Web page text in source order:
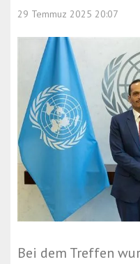
29 Temmuz 2025 20:07
Bei dem Treffen